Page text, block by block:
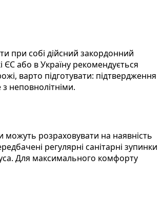
при собі дійсний закордонний
або в Україну рекомендується
варто підготувати: підтвердження
неповнолітніми.
можуть розраховувати на наявність
регулярні санітарні зупинки
Для максимального комфорту